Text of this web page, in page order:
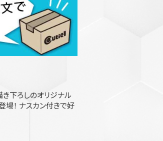
き下ろしのオリジナル
場！ ナスカン付きで好